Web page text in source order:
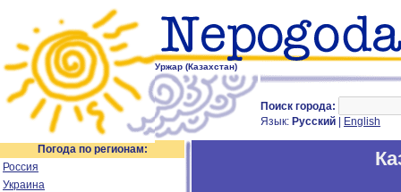
Уржар (Казахстан)
Поиск города:
Язык: Русский English
Погода по регионам:
Россия
Украина